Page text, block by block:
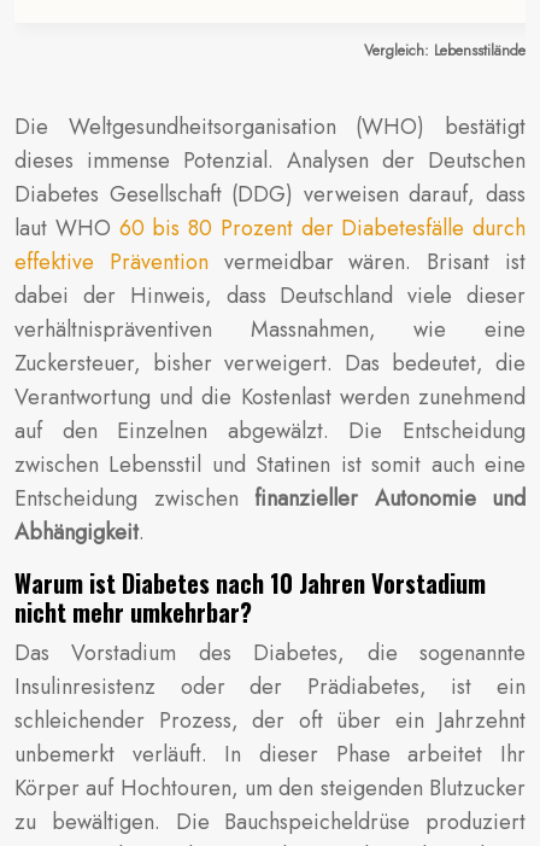
Vergleich:
Die Weltgesundheitsorganisation (WHO) bestätigt
dieses immense Potenzial. Analysen der Deutschen
Diabetes Gesellschaft (DDG) verweisen darauf, dass
laut WHO 60 bis 80 Prozent der Diabetesfälle durch
effektive Präventionvermeidbar wären. Brisant ist
dabei der Hinweis, dass Deutschland viele dieser
verhältnispräventiven Massnahmen, wie eine
Zuckersteuer, bisher verweigert. Das bedeutet, die
Verantwortung und die Kostenlast werden zunehmend
auf den Einzelnen abgewälzt. Die Entscheidung
zwischen Lebensstil und Statinen ist somit auch eine
Entscheidung zwischen finanzieller Autonomie und
Abhängigkeit.
Warum ist Diabetes nach 10 Jahren Vorstadium
nicht mehr umkehrbar?
Das Vorstadium des Diabetes, die sogenannte
Insulinresistenz oder der Prädiabetes, ist ein
schleichender Prozess, der oft über ein Jahrzehnt
unbemerkt verläuft. In dieser Phase arbeitet Ihr
Körper auf Hochtouren, um den steigenden Blutzucker
zu bewältigen. Die Bauchspeicheldrüse produziert